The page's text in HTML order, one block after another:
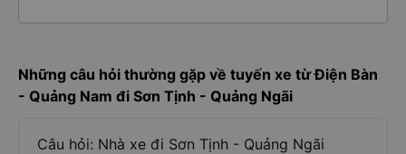
Những câu hỏi thường gặp về tuyến xe từ Điện Bàn
- Quảng Nam đi Sơn Tịnh - Quảng Ngãi
Câu hỏi: Nhà xe đi Sơn Tịnh - Quảng Ngãi